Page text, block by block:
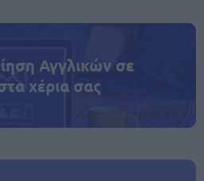
Αγγλικών σε
χέρια σας